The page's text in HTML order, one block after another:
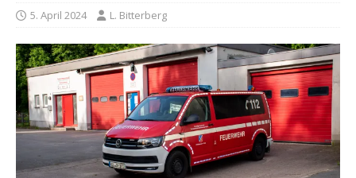
5. April 2024 L. Bitterberg